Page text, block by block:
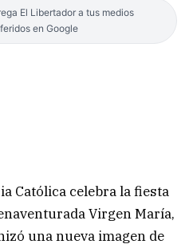
El Libertador a tus medios
en Google
Católica celebra la fiesta
Virgen María,
una nueva imagen de